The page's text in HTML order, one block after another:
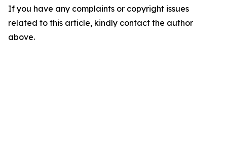
If you have any complaints or copyright issues
related to this article, kindly contact the author
above.